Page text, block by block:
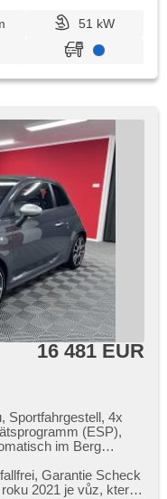
51 kW
16 481 EUR
Sportfahrgestell, 4x
(ESP),
im Berg
Alufelgen, erfüllt
štít, volba
Garantie Scheck​
2021 je vůz,​ který